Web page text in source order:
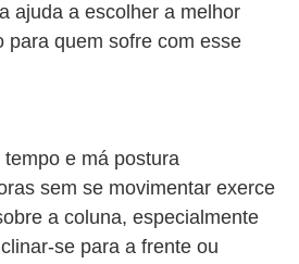
ajuda a escolher a melhor
para quem sofre com esse
e má postura
sem se movimentar exerce
a coluna, especialmente
se para a frente ou